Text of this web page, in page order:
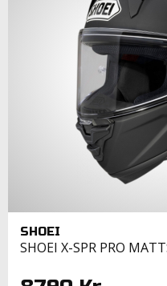
SHOEI
SHOEI X-SPR PRO